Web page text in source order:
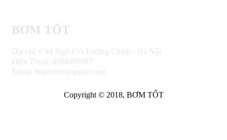
BƠM TỐT
Địa chỉ: C94 Ngõ 153 Trường Chinh - Hà Nội
Điện Thoại: 0988999987
Email: bomtotvn@gmail.com
Copyright © 2018, BƠM TỐT